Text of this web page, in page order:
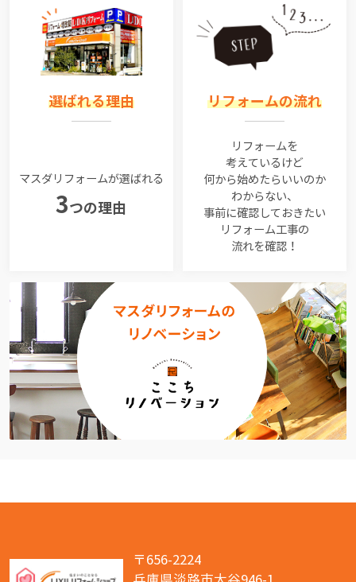
選ばれる理由
マスダリフォームが選ばれる
3つの理由
リフォームの流れ
リフォームを
考えているけど
何から始めたらいいのか
わからない、
事前に確認しておきたい
リフォーム工事の
流れを確認！
〒656-2224